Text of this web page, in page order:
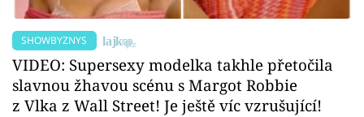
SHOWBYZNYS
VIDEO: Supersexy modelka takhle přetočila
slavnou žhavou scénu s Margot Robbie
z Vlka z Wall Street! Je ještě víc vzrušující!